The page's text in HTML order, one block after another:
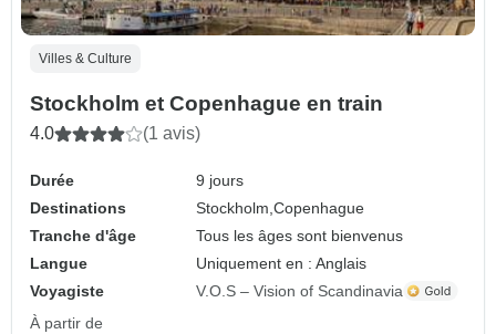
Villes & Culture
Stockholm et Copenhague en train
4.0 (1 avis)
Durée
9 jours
Destinations
Stockholm,Copenhague
Tranche d'âge
Tous les âges sont bienvenus
Langue
Uniquement en : Anglais
Voyagiste
V.O.S – Vision of Scandinavia
À partir de